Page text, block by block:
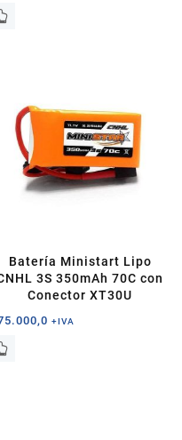
Batería Ministart Lipo
3S 350mAh 70C con
Conector XT30U
+IVA